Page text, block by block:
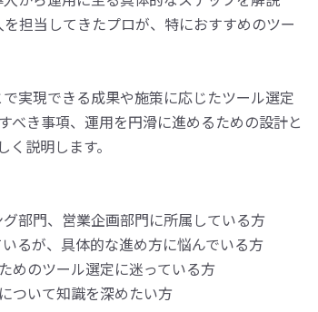
担当してきたプロが、特におすすめのツー
実現できる成果や施策に応じたツール選定
べき事項、運用を円滑に進めるための設計と
説明します。
部門、営業企画部門に所属している方
るが、具体的な進め方に悩んでいる方
めのツール選定に迷っている方
ついて知識を深めたい方